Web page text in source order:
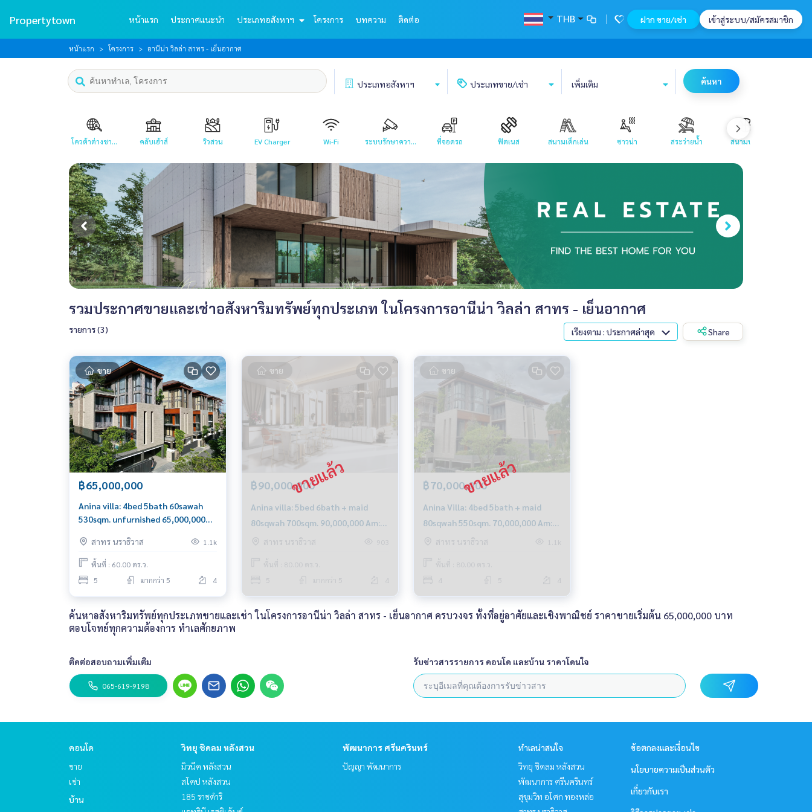
Propertytown หน้าแรก ประกาศแนะนำ ประเภทอสังหาฯ โครงการ บทความ ติดต่อ THB ฝาก ขาย/เช่า เข้าสู่ระบบ/สมัครสมาชิก
หน้าแรก โครงการ อานีน่า วิลล่า สาทร - เย็นอากาศ
ประเภทอสังหาฯ ประเภทขาย/เช่า เพิ่มเติม ค้นหา
โควต้าต่างชา... คลับเฮ้าส์ วิวสวน EV Charger Wi-Fi ระบบรักษาควา... ที่จอดรถ ฟิตเนส สนามเด็กเล่น ซาวน่า สระว่ายน้ำ สนามบาส
รวมประกาศขายและเช่าอสังหาริมทรัพย์ทุกประเภท ในโครงการอานีน่า วิลล่า สาทร - เย็นอากาศ
รายการ (3) เรียงตาม : ประกาศล่าสุด Share
ขาย
฿65,000,000
Anina villa: 4bed 5bath 60sawah
530sqm. unfurnished 65,000,000
สาทร นราธิวาส
1.1k
พื้นที่ : 60.00 ตร.ว.
5
มากกว่า 5 4
ขาย
฿90,000,000
Anina villa: 5bed 6bath + maid
80sqwah 700sqm. 90,000,000 Am:
0656199198
สาทร นราธิวาส 903
พื้นที่ : 80.00 ตร.ว.
5
มากกว่า 5 4
ขาย
฿70,000,000
Anina Villa: 4bed 5bath + maid
80sqwah 550sqm. 70,000,000 Am:
0656199198
สาทร นราธิวาส 1.1k
พื้นที่ : 80.00 ตร.ว.
4
5 4
ค้นหาอสังหาริมทรัพย์ทุกประเภทขายและเช่า ในโครงการอานีน่า วิลล่า สาทร - เย็นอากาศ ครบวงจร ทั้งที่อยู่อาศัยและเชิงพาณิชย์ ราคาขายเริ่มต้น 65,000,000 บาท
ตอบโจทย์ทุกความต้องการ ทำเลศักยภาพ
ติดต่อสอบถามเพิ่มเติม
065-619-9198
รับข่าวสารรายการ คอนโด และบ้าน ราคาโดนใจ
คอนโด
ขาย
เช่า
บ้าน
วิทยุ ชิดลม หลังสวน
มิวนีค หลังสวน
สโคป หลังสวน
185 ราชดำริ
พัฒนาการ ศรีนครินทร์
ปัญญา พัฒนาการ
ทำเลน่าสนใจ
วิทยุ ชิดลม หลังสวน
พัฒนาการ ศรีนครินทร์
สุขุมวิท อโศก ทองหล่อ
ข้อตกลงและเงื่อนไข
นโยบายความเป็นส่วนตัว
เกี่ยวกับเรา